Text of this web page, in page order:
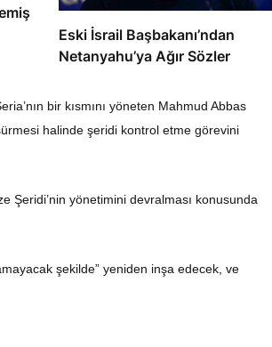
Eski İsrail Başbakanı’ndan
Netanyahu’ya Ağır Sözler
bir kısmını yöneten Mahmud Abbas
halinde şeridi kontrol etme görevini
Şeridi’nin yönetimini devralması konusunda
şekilde” yeniden inşa edecek, ve